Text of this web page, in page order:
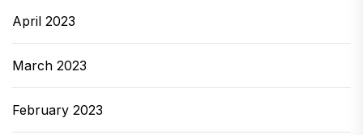
April 2023
March 2023
February 2023